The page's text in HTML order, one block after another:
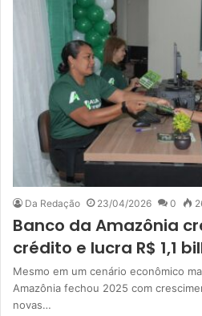
Da Redação 23/04/2026 0
Banco da Amazônia
crédito e lucra R$ 1,1
Mesmo em um cenário econômico
Amazônia fechou 2025 com
novas…